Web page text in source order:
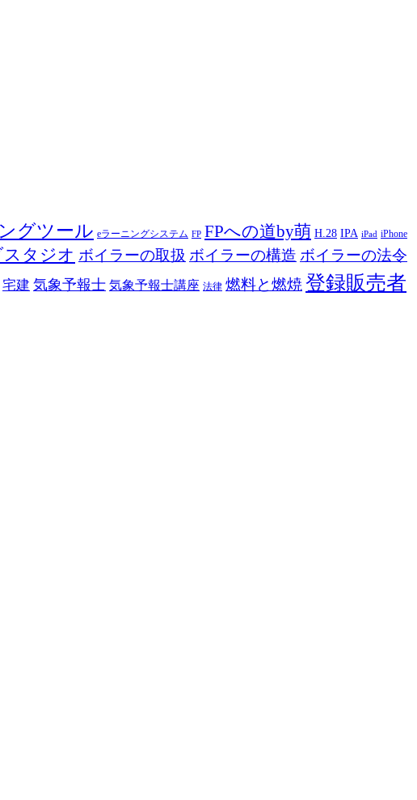
グツール eラーニングシステム FP FPへの道by萌 H.28 IPA iPad iPhone
タジオ ボイラーの取扱 ボイラーの構造 ボイラーの法令
宅建 気象予報士 気象予報士講座 法律 燃料と燃焼 登録販売者